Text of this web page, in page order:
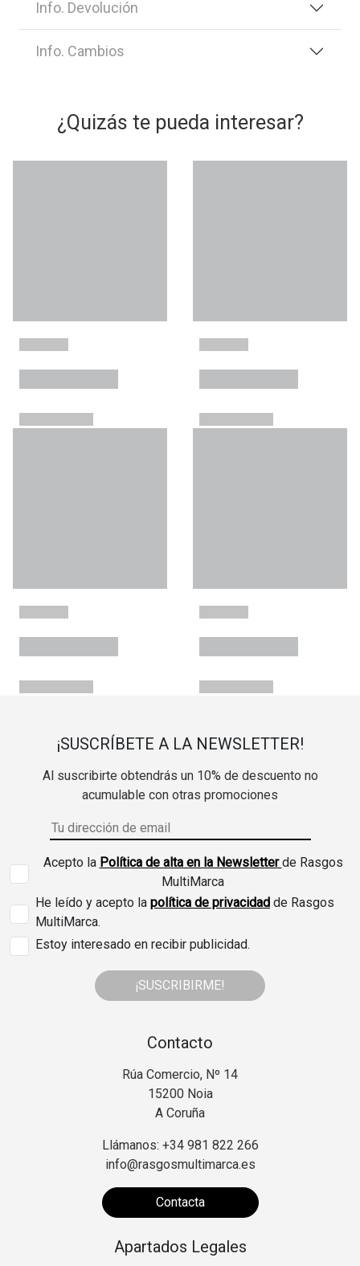
Info. Devolución
Info. Cambios
¿Quizás te pueda interesar?
¡SUSCRÍBETE A LA NEWSLETTER!
Al suscribirte obtendrás un 10% de descuento no
acumulable con otras promociones
Acepto la Política de alta en la Newsletterde Rasgos
MultiMarca
He leído y acepto la política de privacidad de Rasgos
MultiMarca.
Estoy interesado en recibir publicidad.
¡SUSCRIBIRME!
Contacto
Rúa Comercio, Nº 14
15200 Noia
A Coruña
Llámanos: +34 981 822 266
info@rasgosmultimarca.es
Contacta
Apartados Legales